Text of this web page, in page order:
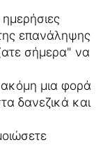
επανάληψης
σήμερα" να
μια φορά
δανεζικά και